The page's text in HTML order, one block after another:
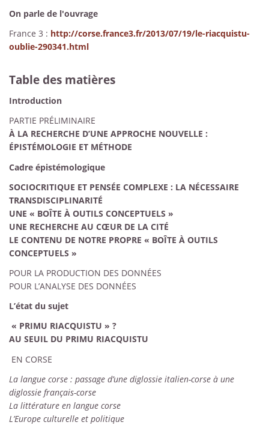
On parle de l'ouvrage
France 3 : http://corse.france3.fr/2013/07/19/le-riacquistu-
oublie-290341.html
Table des matières
Introduction
PARTIE PRÉLIMINAIRE
À LA RECHERCHE D’UNE APPROCHE NOUVELLE :
ÉPISTÉMOLOGIE ET MÉTHODE
Cadre épistémologique
SOCIOCRITIQUE ET PENSÉE COMPLEXE : LA NÉCESSAIRE
TRANSDISCIPLINARITÉ
UNE « BOÎTE À OUTILS CONCEPTUELS »
UNE RECHERCHE AU CŒUR DE LA CITÉ
LE CONTENU DE NOTRE PROPRE « BOÎTE À OUTILS
CONCEPTUELS »
POUR LA PRODUCTION DES DONNÉES
POUR L’ANALYSE DES DONNÉES
L’état du sujet
« PRIMU RIACQUISTU » ?
AU SEUIL DU PRIMU RIACQUISTU
EN CORSE
La langue corse : passage d’une diglossie italien-corse à une
diglossie français-corse
La littérature en langue corse
L’Europe culturelle et politique